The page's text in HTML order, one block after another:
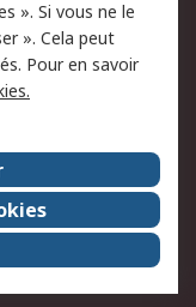
des e-mails
générales
de RS
chez RS
». Si vous ne le
». Cela peut
Pour en savoir